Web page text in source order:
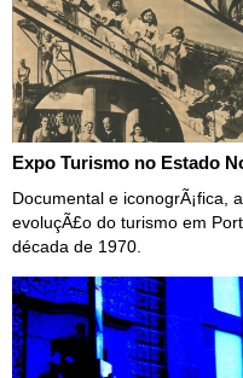
Expo Turismo no Estado
Documental e iconogrÃ¡fica,
evoluçÃ£o do turismo em
década de 1970.